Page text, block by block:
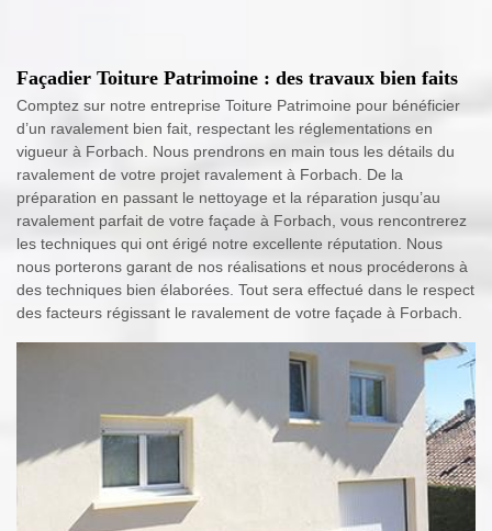
Façadier Toiture Patrimoine : des travaux bien faits
Comptez sur notre entreprise Toiture Patrimoine pour bénéficier
d’un ravalement bien fait, respectant les réglementations en
vigueur à Forbach. Nous prendrons en main tous les détails du
ravalement de votre projet ravalement à Forbach. De la
préparation en passant le nettoyage et la réparation jusqu’au
ravalement parfait de votre façade à Forbach, vous rencontrerez
les techniques qui ont érigé notre excellente réputation. Nous
nous porterons garant de nos réalisations et nous procéderons à
des techniques bien élaborées. Tout sera effectué dans le respect
des facteurs régissant le ravalement de votre façade à Forbach.